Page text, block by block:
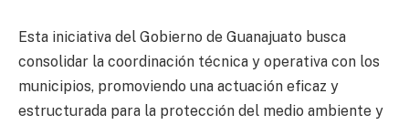
Esta iniciativa del Gobierno de Guanajuato busca
consolidar la coordinación técnica y operativa con los
municipios, promoviendo una actuación eficaz y
estructurada para la protección del medio ambiente y